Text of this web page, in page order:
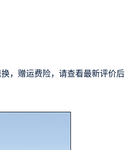
，赠运费险，请查看最新评价后